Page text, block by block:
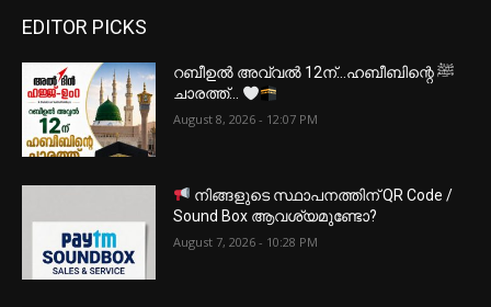
EDITOR PICKS
റബീഉൽ അവ്വൽ 12ന്…ഹബീബിന്റെ ﷺ
ചാരത്ത്…
August 8, 2026 - 12:07 PM
നിങ്ങളുടെ സ്ഥാപനത്തിന് QR Code /
Sound Box ആവശ്യമുണ്ടോ?
August 7, 2026 - 10:28 PM